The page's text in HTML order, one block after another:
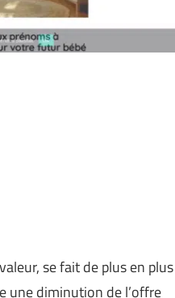
se fait de plus en plus
une diminution de l’offre